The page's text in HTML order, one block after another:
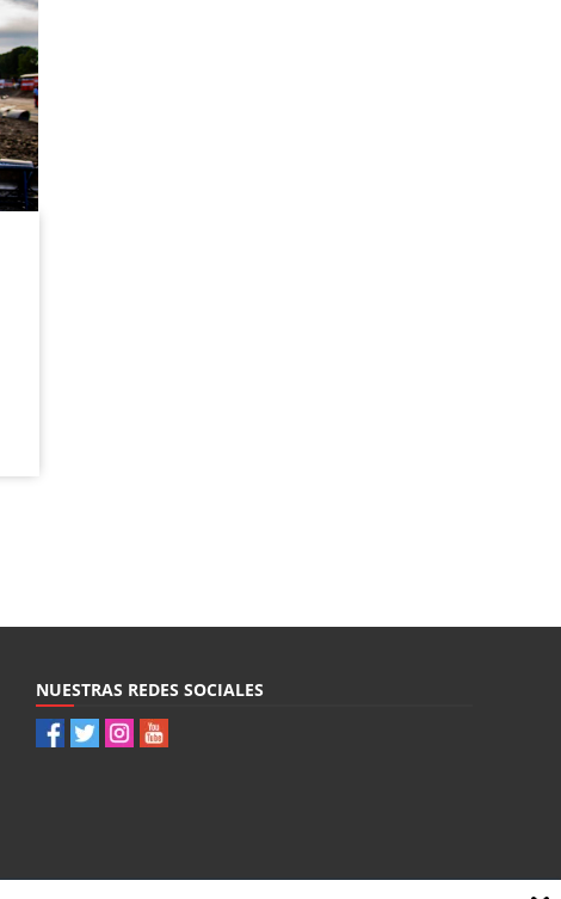
NUESTRAS REDES SOCIALES